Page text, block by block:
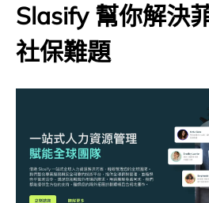
Slasify 幫你解決
社保難題